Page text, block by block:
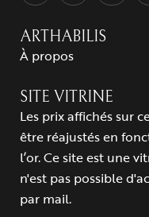
ARTHABILIS
À propos
SITE VITRINE
Les prix affichés sur
être réajustés en
l’or. Ce site est une
n'est pas possible
par mail.